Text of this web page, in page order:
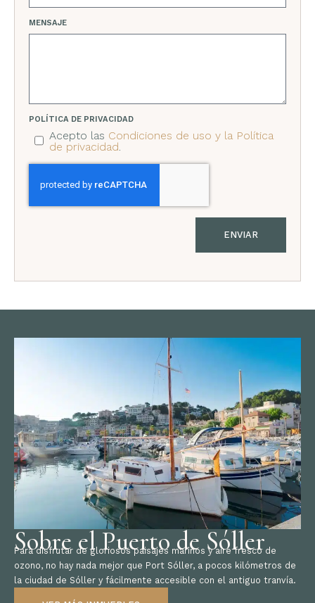
MENSAJE
POLÍTICA DE PRIVACIDAD
Acepto las Condiciones de uso y la Política
de privacidad
ENVIAR
Sobre el Puerto de Sóller
Para disfrutar de gloriosos paisajes marinos y aire fresco de
ozono, no hay nada mejor que Port Sóller, a pocos kilómetros de
la ciudad de Sóller y fácilmente accesible con el antiguo tranvía.